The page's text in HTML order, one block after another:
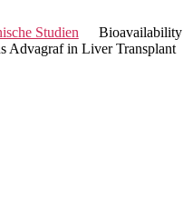
Studien
Bioavailability
Advagraf in Liver Transplant